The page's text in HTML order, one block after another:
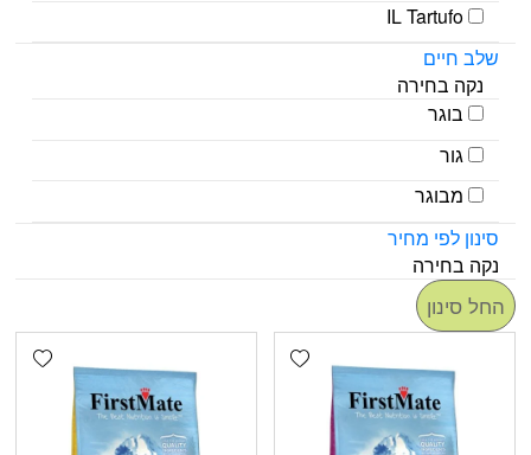
IL Tartufo
שלב חיים
נקה בחירה
בוגר
גור
מבוגר
סינון לפי מחיר
נקה בחירה
החל סינון
Add wishlist